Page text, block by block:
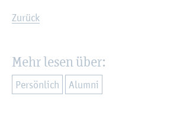
Zu­rück
Mehr lesen über:
Per­sön­lich Alum­ni